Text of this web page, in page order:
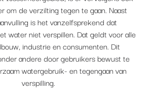
om de verzilting tegen te gaan. Naast
is het vanzelfsprekend dat
water niet verspillen. Dat geldt voor alle
industrie en consumenten. Dit
andere door gebruikers bewust te
watergebruik- en tegengaan van
verspilling.